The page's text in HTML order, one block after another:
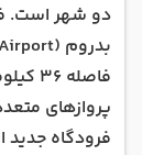
دو شهر است.
پروازهای